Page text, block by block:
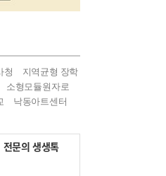
청
지역균형 장학
소형모듈원자로
낙동아트센터
전문의 생생톡